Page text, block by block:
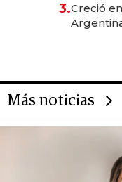
3.Creció
Más noticias